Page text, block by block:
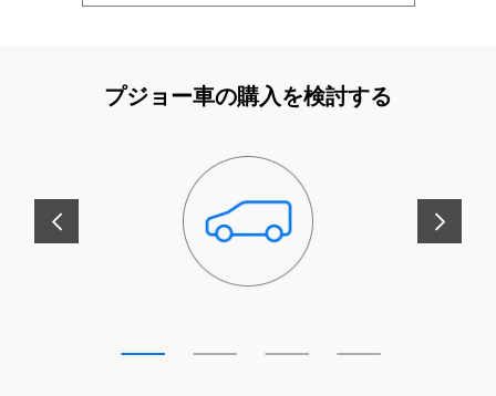
プジョー車の購入を検討する
前へ 次へ